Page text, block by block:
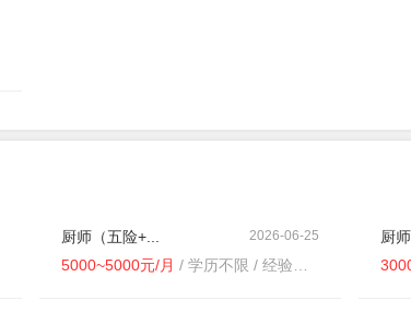
2026-06-25
厨师（五险+...
5000~5000元/月 / 学历不限 / 经验不限
厨